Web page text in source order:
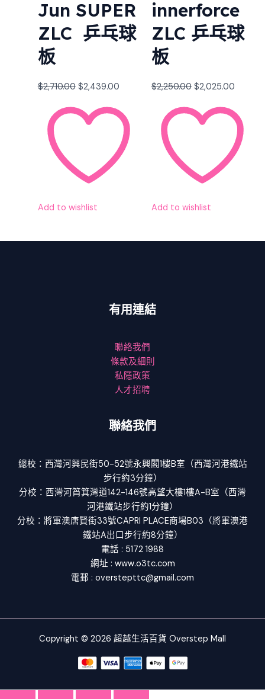
Jun SUPER
ZLC 乒乓球
板
$2,710.00 $2,439.00
Add to wishlist
innerforce
ZLC 乒乓球
板
$2,250.00 $2,025.00
Add to wishlist
有用連結
聯絡我們
條款及細則
私隱政策
人才招聘
聯絡我們
總校：西灣河興民街50-52號永興閣1樓B室（西灣河港鐵站
步行約3分鐘）
分校：西灣河筲箕灣道142-146號高望大樓1樓A-B室（西灣
河港鐵站步行約1分鐘）
分校：將軍澳唐賢街33號CAPRI PLACE商場B03（將軍澳港
鐵站A出口步行約8分鐘）
電話 : 5172 1988
網址 : www.o3tc.com
電郵 : overstepttc@gmail.com
Copyright © 2026 超越生活百貨 Overstep Mall